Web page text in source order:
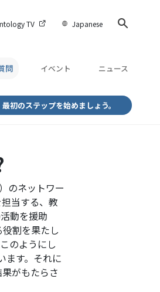
TV Japanese
問 イベント ニュース
最初のステップを始めましょう。
のネットワー
当する、教
動を援助
割を果たし
のようにし
ます。それに
がもたらさ